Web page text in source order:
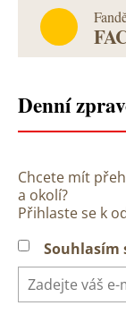
Denní
Chcete mít
a okolí?
Přihlaste se k
Souhlasím